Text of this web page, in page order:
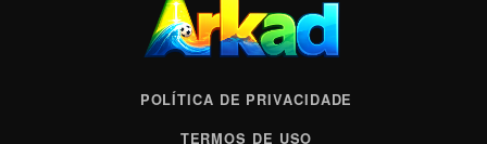
POLÍTICA DE PRIVACIDADE
TERMOS DE USO